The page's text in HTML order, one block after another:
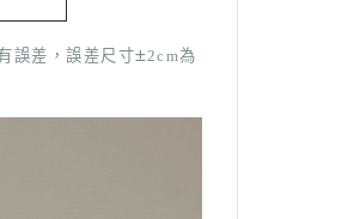
誤差，誤差尺寸±2cm為